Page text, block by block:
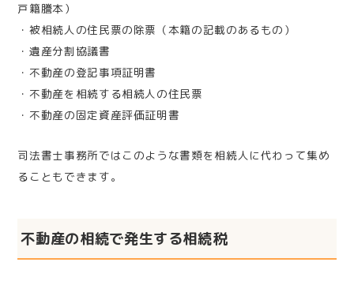
戸籍謄本）
・被相続人の住民票の除票（本籍の記載のあるもの）
・遺産分割協議書
・不動産の登記事項証明書
・不動産を相続する相続人の住民票
・不動産の固定資産評価証明書
司法書士事務所ではこのような書類を相続人に代わって集め
ることもできます。
不動産の相続で発生する相続税